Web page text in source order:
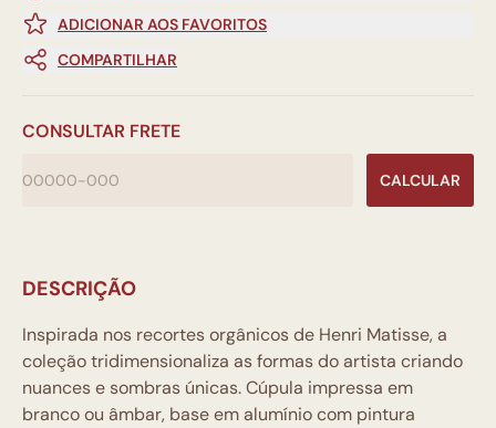
ADICIONAR AOS FAVORITOS
COMPARTILHAR
CONSULTAR FRETE
CALCULAR
DESCRIÇÃO
Inspirada nos recortes orgânicos de Henri Matisse, a
coleção tridimensionaliza as formas do artista criando
nuances e sombras únicas. Cúpula impressa em
branco ou âmbar, base em alumínio com pintura